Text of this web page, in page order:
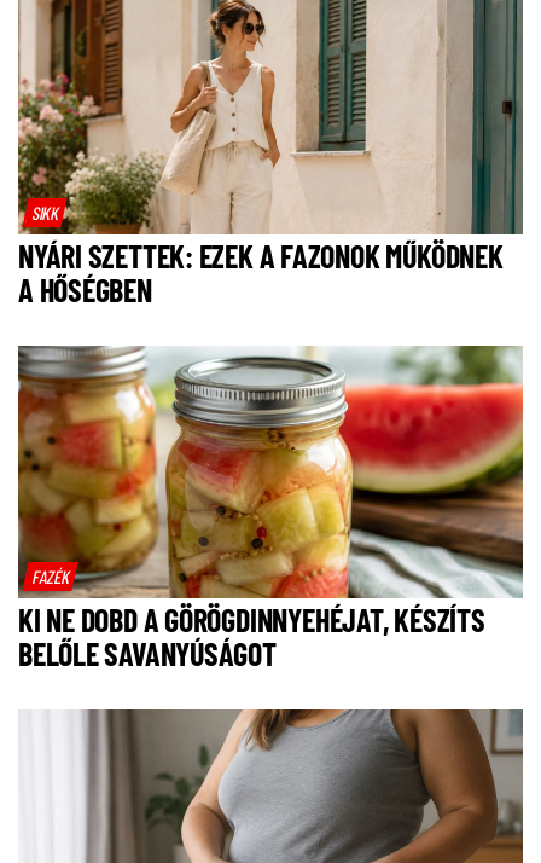
SIKK
NYÁRI SZETTEK: EZEK A FAZONOK MŰKÖDNEK
A HŐSÉGBEN
FAZÉK
KI NE DOBD A GÖRÖGDINNYEHÉJAT, KÉSZÍTS
BELŐLE SAVANYÚSÁGOT